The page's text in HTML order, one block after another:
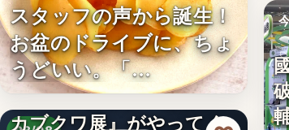
スタッフの声から誕生！
お盆のドライブに、ちょ
うどいい。「…
山口県宇部市に『世界の
カブクワ展』がやってく